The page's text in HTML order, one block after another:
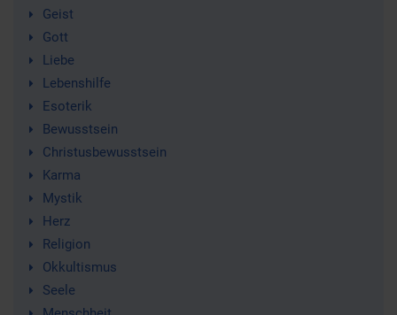
Geist
Gott
Liebe
Lebenshilfe
Esoterik
Bewusstsein
Christusbewusstsein
Karma
Mystik
Herz
Religion
Okkultismus
Seele